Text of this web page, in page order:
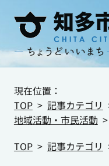
現在位置：
TOP
記事カテゴリ
地域活動・市民活動
TOP
記事カテゴリ